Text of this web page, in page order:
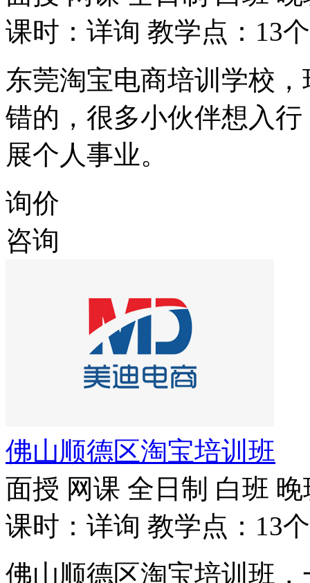
课时：详询 教学点：13个
东莞淘宝电商培训学校
错的，很多小伙伴想入
展个人事业。
询价
咨询
佛山顺德区淘宝培训班
面授 网课 全日制 白班 晚
课时：详询 教学点：13个
佛山顺德区淘宝培训班